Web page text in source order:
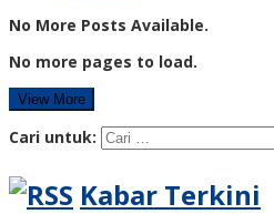
No More Posts Available.
No more pages to load.
View More
Cari untuk:
Kabar Terkini